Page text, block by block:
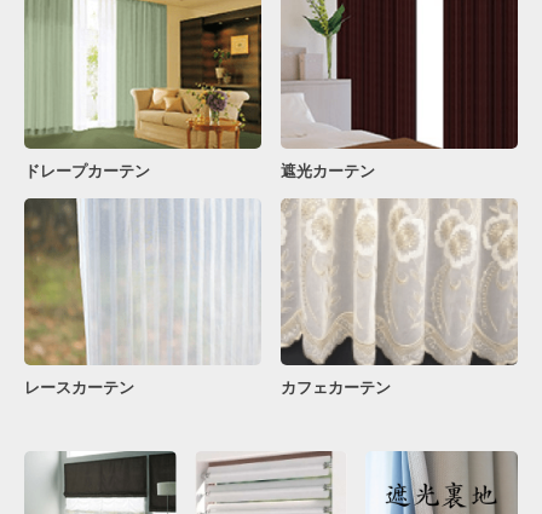
ドレープカーテン 遮光カーテン
レースカーテン カフェカーテン